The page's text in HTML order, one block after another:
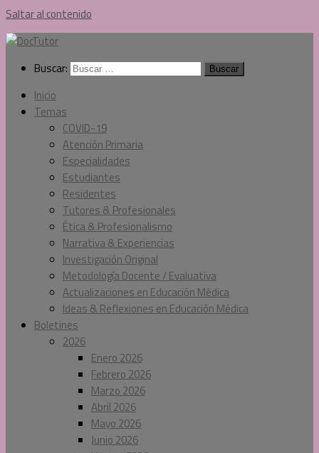
Saltar al contenido
Buscar:
Inicio
Temas
COVID-19
Atención Primaria
Especialidades
Estudiantes
Residentes
Tutores & Profesionales
Ética & Profesionalismo
Narrativa & Experiencias
Investigación Original
Metodología Docente / Evaluativa
Actualizaciones en Educación Médica
Ideas & Reflexiones en Educación Médica
Boletines
2026
Enero 2026
Febrero 2026
Marzo 2026
Abril 2026
Mayo 2026
Junio 2026